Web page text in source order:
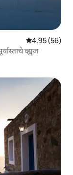
5 पैकी 4.95
4.95 (56)
व्ह्यूज